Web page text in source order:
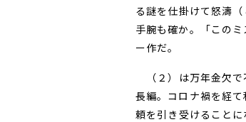
る謎を仕掛けて怒濤
手腕も確か。「この
ー作だ。
（２）は万年金欠で
長編。コロナ禍を経
頼を引き受けること